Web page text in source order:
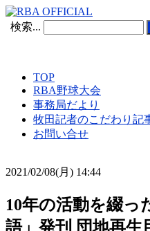
検索...
TOP
RBA野球大会
事務局だより
牧田記者のこだわり記
お問い合せ
2021/02/08(月) 14:44
10年の活動を綴っ
語」発刊 団地再